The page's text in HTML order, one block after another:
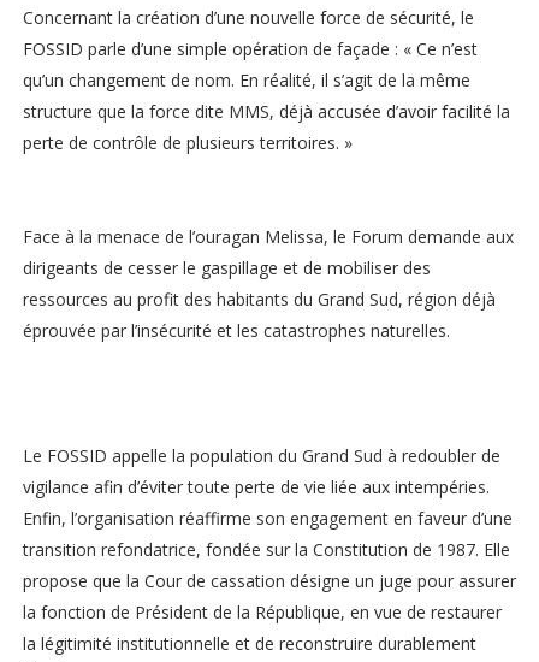
Concernant la création d’une nouvelle force de sécurité, le
FOSSID parle d’une simple opération de façade : « Ce n’est
qu’un changement de nom. En réalité, il s’agit de la même
structure que la force dite MMS, déjà accusée d’avoir facilité la
perte de contrôle de plusieurs territoires. »
Face à la menace de l’ouragan Melissa, le Forum demande aux
dirigeants de cesser le gaspillage et de mobiliser des
ressources au profit des habitants du Grand Sud, région déjà
éprouvée par l’insécurité et les catastrophes naturelles.
Le FOSSID appelle la population du Grand Sud à redoubler de
vigilance afin d’éviter toute perte de vie liée aux intempéries.
Enfin, l’organisation réaffirme son engagement en faveur d’une
transition refondatrice, fondée sur la Constitution de 1987. Elle
propose que la Cour de cassation désigne un juge pour assurer
la fonction de Président de la République, en vue de restaurer
la légitimité institutionnelle et de reconstruire durablement